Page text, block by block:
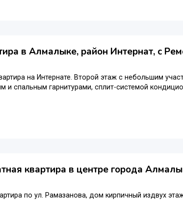
в Алмалыке, район Интернат, с
на Интернате. Второй этаж с небольшим
и спальным гарнитурами, сплит-системой
квартира в центре города
по ул. Рамазанова, дом кирпичный издвух